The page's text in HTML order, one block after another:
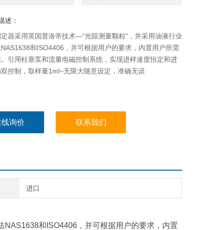
述：
器采用英国普洛帝技术—“光阻测量颗粒"，并采用油液行业
和ISO4406，并可根据用户的要求，内置用户所需
引用柱塞泵和流量电磁控制系统，实现进样速度恒定和进
控制，取样量1ml~无限大随意设定，准确无误
询价 联系我们
进口
和ISO4406，并可根据用户的要求，内置